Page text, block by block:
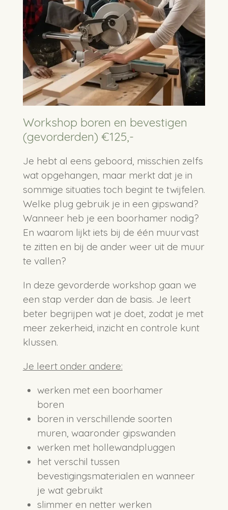
Workshop boren en bevestigen
(gevorderden) €125,-
Je hebt al eens geboord, misschien zelfs
wat opgehangen, maar merkt dat je in
sommige situaties toch begint te twijfelen.
Welke plug gebruik je in een gipswand?
Wanneer heb je een boorhamer nodig?
En waarom lijkt iets bij de één muurvast
te zitten en bij de ander weer uit de muur
te vallen?
In deze gevorderde workshop gaan we
een stap verder dan de basis. Je leert
beter begrijpen wat je doet, zodat je met
meer zekerheid, inzicht en controle kunt
klussen.
Je leert onder andere:
werken met een boorhamer
boren
boren in verschillende soorten
muren, waaronder gipswanden
werken met hollewandpluggen
het verschil tussen
bevestigingsmaterialen en wanneer
je wat gebruikt
slimmer en netter werken